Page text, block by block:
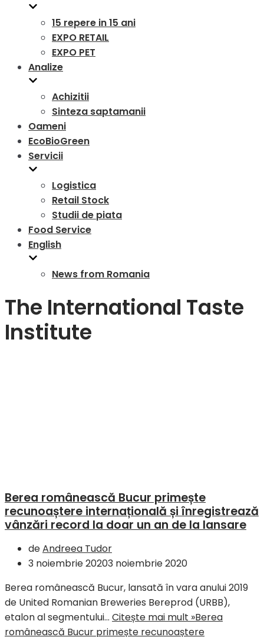
15 repere in 15 ani
EXPO RETAIL
EXPO PET
Analize
Achizitii
Sinteza saptamanii
Oameni
EcoBioGreen
Servicii
Logistica
Retail Stock
Studii de piata
Food Service
English
News from Romania
The International Taste
Institute
Berea românească Bucur primește
recunoaștere internațională și înregistrează
vânzări record la doar un an de la lansare
deAndreea Tudor
3 noiembrie 20203 noiembrie 2020
Berea românească Bucur, lansată în vara anului 2019
de United Romanian Breweries Bereprod (URBB),
etalon al segmentului… Citește mai mult »Berea
românească Bucur primește recunoaștere